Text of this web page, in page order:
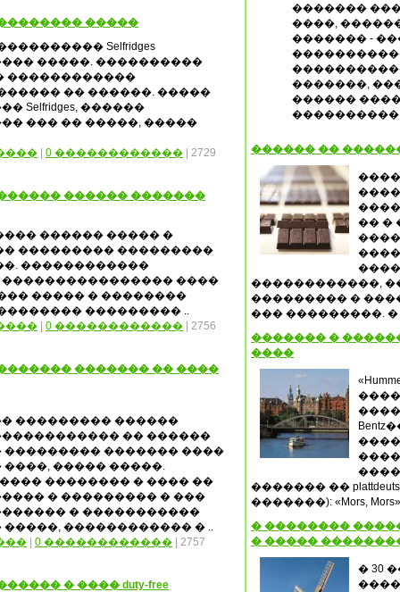
�����
Selfridges
�����. ����������
������������
�� ������. �����
������
��� �� �����, �����
0 ������������ | 2729
������ �������
������ ����� �
��������� ���������
������������
���������������� ����
����� � ��������
��������� ..
0 ������������ | 2756
������� �� ����
��������� ������
�� ������
��������� ������� ����
����� �����.
�������� � ���� ��
� ��������� � ���
� �����������
������������ � ..
0 ������������ | 2757
� ���� duty-free
�������
����,
������� -
�������,
������
������ ��
�� �
������������,
��������� �
��� ���������. �
������� �
����
������� ��
�������): «Mors,
� ��������
� �����
� 30